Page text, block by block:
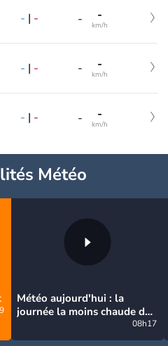
- | - - -
km/h
- | - - -
km/h
- | - - -
km/h
Météo
Météo aujourd'hui : la
journée la moins chaude de
la semaine, excepté près de
la Méditerranée
08h17